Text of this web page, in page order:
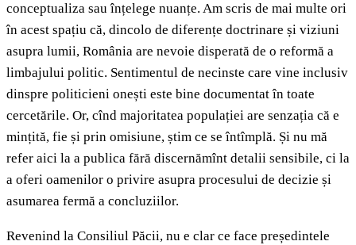
conceptualiza sau înțelege nuanțe. Am scris de mai multe ori
în acest spațiu că, dincolo de diferențe doctrinare și viziuni
asupra lumii, România are nevoie disperată de o reformă a
limbajului politic. Sentimentul de necinste care vine inclusiv
dinspre politicieni onești este bine documentat în toate
cercetările. Or, cînd majoritatea populației are senzația că e
mințită, fie și prin omisiune, știm ce se întîmplă. Și nu mă
refer aici la a publica fără discernămînt detalii sensibile, ci la
a oferi oamenilor o privire asupra procesului de decizie și
asumarea fermă a concluziilor.
Revenind la Consiliul Păcii, nu e clar ce face președintele